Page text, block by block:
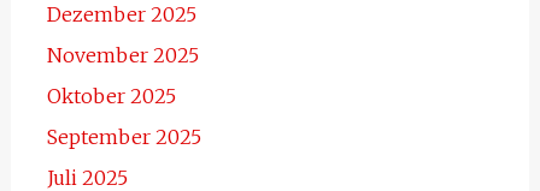
Dezember 2025
November 2025
Oktober 2025
September 2025
Juli 2025